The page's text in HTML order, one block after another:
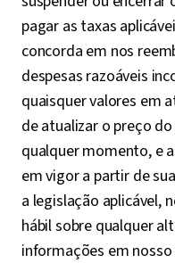
pagar as taxas
concorda em nos
despesas razoáveis
quaisquer valores em
de atualizar o preço
qualquer momento, e
em vigor a partir de
a legislação aplicável,
hábil sobre qualquer
informações em